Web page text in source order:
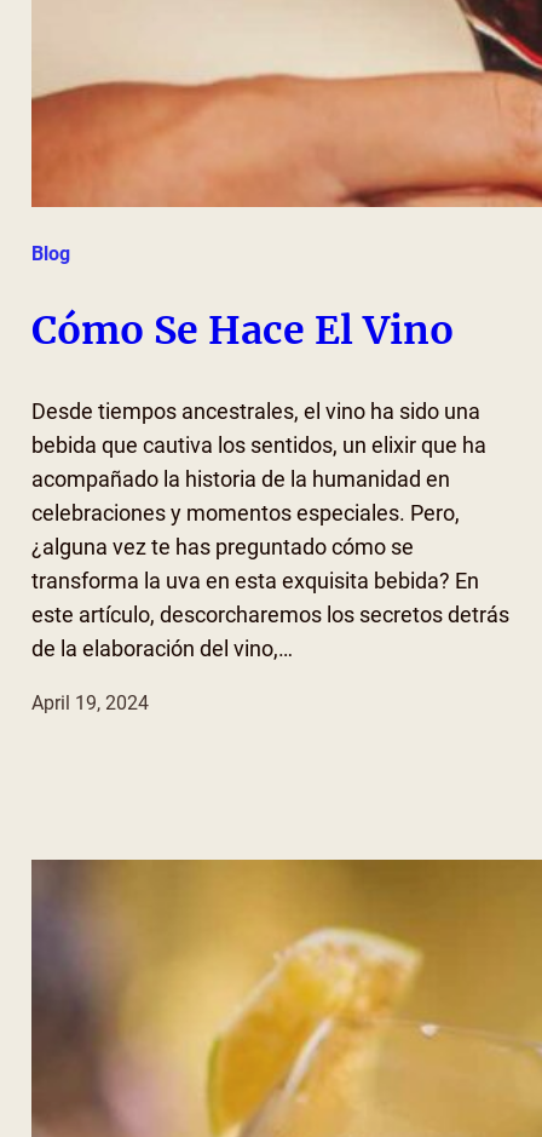
Blog
Cómo Se Hace El Vino
Desde tiempos ancestrales, el vino ha sido una
bebida que cautiva los sentidos, un elixir que ha
acompañado la historia de la humanidad en
celebraciones y momentos especiales. Pero,
¿alguna vez te has preguntado cómo se
transforma la uva en esta exquisita bebida? En
este artículo, descorcharemos los secretos detrás
de la elaboración del vino,…
April 19, 2024